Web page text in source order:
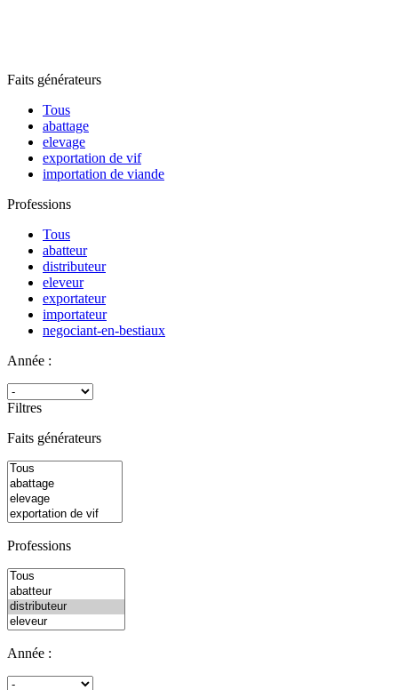
Faits générateurs
Tous
abattage
elevage
exportation de vif
importation de viande
Professions
Tous
abatteur
distributeur
eleveur
exportateur
importateur
negociant-en-bestiaux
Année :
Filtres
Faits générateurs
Professions
Année :